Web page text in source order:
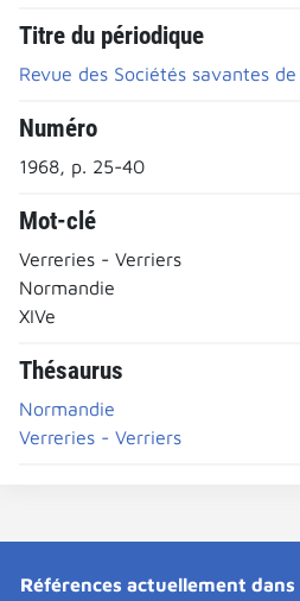
Titre du périodique
Revue des Sociétés savantes
Numéro
1968, p. 25-40
Mot-clé
Verreries - Verriers
Normandie
XIVe
Thésaurus
Normandie
Verreries - Verriers
Références actuellement dans